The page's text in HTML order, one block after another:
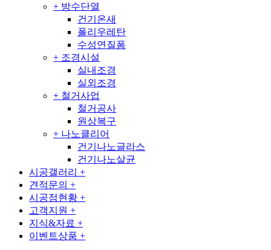
+ 방수단열
건기온새
폴리우레탄
수성연질폼
+ 조경시설
실내조경
실외조경
+ 철거사업
철거공사
원상복구
+ 나노클리어
건기나노글라스
건기나노살균
시공갤러리 +
견적문의 +
시공점현황 +
고객지원 +
지식&자료 +
이벤트상품 +